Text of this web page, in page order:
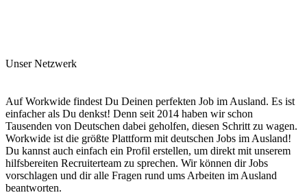
Unser Netzwerk
Auf Workwide findest Du Deinen perfekten Job im Ausland. Es ist
einfacher als Du denkst! Denn seit 2014 haben wir schon
Tausenden von Deutschen dabei geholfen, diesen Schritt zu wagen.
Workwide ist die größte Plattform mit deutschen Jobs im Ausland!
Du kannst auch einfach ein Profil erstellen, um direkt mit unserem
hilfsbereiten Recruiterteam zu sprechen. Wir können dir Jobs
vorschlagen und dir alle Fragen rund ums Arbeiten im Ausland
beantworten.